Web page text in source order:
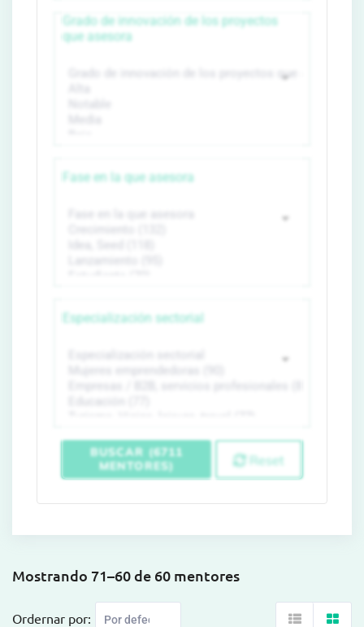
Grado de innovación de los proyectos
que asesora
Fase en la que asesora
Especialización sectorial
BUSCAR (6711
MENTORES)
Reset
Mostrando 71–60 de 60 mentores
Ordernar por: